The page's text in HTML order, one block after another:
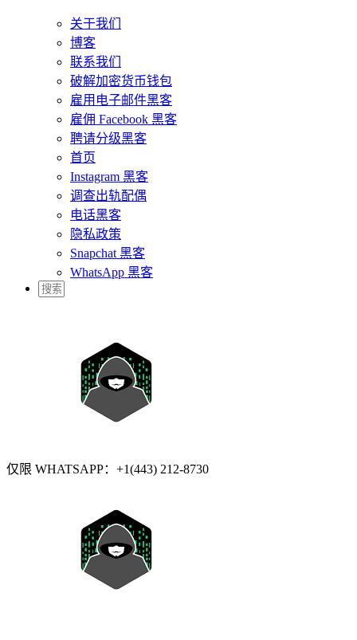
关于我们
博客
联系我们
破解加密货币钱包
雇用电子邮件黑客
雇佣 Facebook 黑客
聘请分级黑客
首页
Instagram 黑客
调查出轨配偶
电话黑客
隐私政策
Snapchat 黑客
WhatsApp 黑客
仅限 WHATSAPP：+1(443) 212-8730